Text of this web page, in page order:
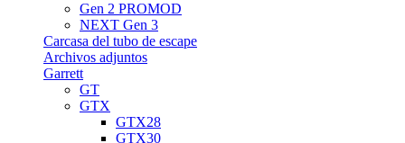
Gen 2 PROMOD
NEXT Gen 3
Carcasa del tubo de escape
Archivos adjuntos
Garrett
GT
GTX
GTX28
GTX30